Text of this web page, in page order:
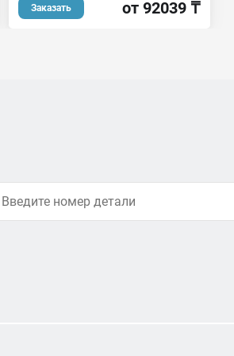
Заказать от 92039 ₸